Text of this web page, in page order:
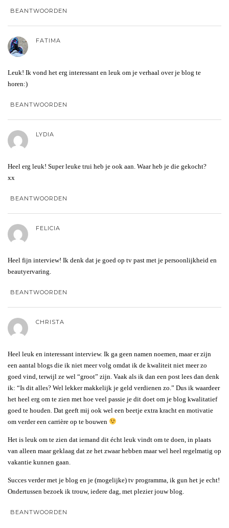
BEANTWOORDEN
FATIMA
Leuk! Ik vond het erg interessant en leuk om je verhaal over je blog te
horen:)
BEANTWOORDEN
LYDIA
Heel erg leuk! Super leuke trui heb je ook aan. Waar heb je die gekocht?
xx
BEANTWOORDEN
FELICIA
Heel fijn interview! Ik denk dat je goed op tv past met je persoonlijkheid en
beautyervaring.
BEANTWOORDEN
CHRISTA
Heel leuk en interessant interview. Ik ga geen namen noemen, maar er zijn
een aantal blogs die ik niet meer volg omdat ik de kwaliteit niet meer zo
goed vind, terwijl ze wel “groot” zijn. Vaak als ik dan een post lees dan denk
ik: “Is dit alles? Wel lekker makkelijk je geld verdienen zo.” Dus ik waardeer
het heel erg om te zien met hoe veel passie je dit doet om je blog kwalitatief
goed te houden. Dat geeft mij ook wel een beetje extra kracht en motivatie
om verder een carrière op te bouwen
Het is leuk om te zien dat iemand dit écht leuk vindt om te doen, in plaats
van alleen maar geklaag dat ze het zwaar hebben maar wel heel regelmatig op
vakantie kunnen gaan.
Succes verder met je blog en je (mogelijke) tv programma, ik gun het je echt!
Ondertussen bezoek ik trouw, iedere dag, met plezier jouw blog.
BEANTWOORDEN